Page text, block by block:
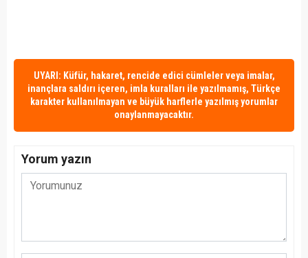
UYARI: Küfür, hakaret, rencide edici cümleler veya imalar,
inançlara saldırı içeren, imla kuralları ile yazılmamış, Türkçe
karakter kullanılmayan ve büyük harflerle yazılmış yorumlar
onaylanmayacaktır.
Yorum yazın